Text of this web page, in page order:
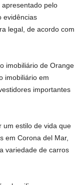
pelo
evidências
legal, de acordo com
imobiliário de Orange
imobiliário em
importantes
um estilo de vida que
em Corona del Mar,
variedade de carros